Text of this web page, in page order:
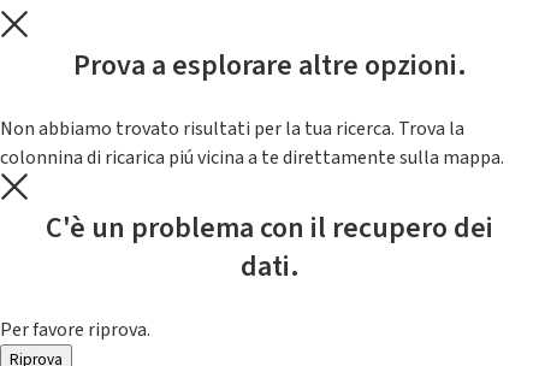
Prova a esplorare altre opzioni.
Non abbiamo trovato risultati per la tua ricerca. Trova la
colonnina di ricarica piú vicina a te direttamente sulla mappa.
C'è un problema con il recupero dei
dati.
Per favore riprova.
Riprova